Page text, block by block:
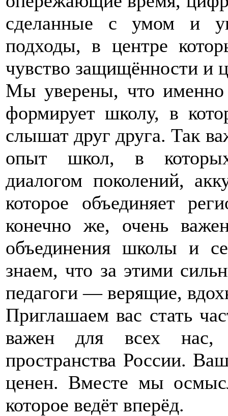
сделанные с умом и
подходы, в центре
чувство защищённости и
Мы уверены, что именно
формирует школу, в
слышат друг друга. Так
опыт школ, в которых
диалогом поколений,
которое объединяет
конечно же, очень
объединения школы и
знаем, что за этими
педагоги — верящие,
Приглашаем вас стать
важен для всех нас,
пространства России.
ценен. Вместе мы
которое ведёт вперёд.